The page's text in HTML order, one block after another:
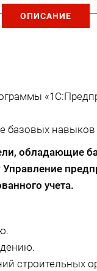
ОПИСАНИЕ
базовых
обладающие
учета.
строительных